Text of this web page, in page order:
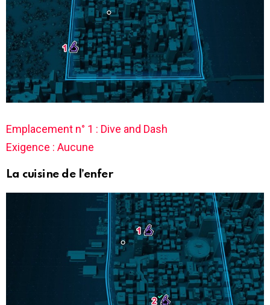
Emplacement n° 1 : Dive and Dash
Exigence : Aucune
La cuisine de l’enfer